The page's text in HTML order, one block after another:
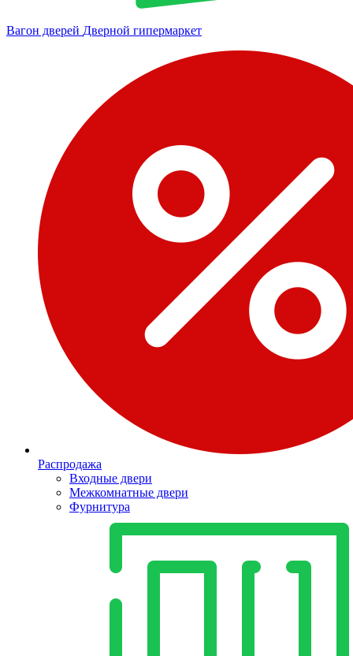
Вагон дверей Дверной гипермаркет
Распродажа
Входные двери
Межкомнатные двери
Фурнитура